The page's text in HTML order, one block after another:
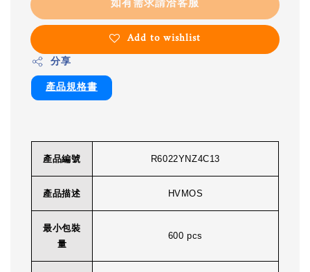
如有需求請洽客服
Add to wishlist
分享
產品規格書
產品編號 R6022YNZ4C13
產品描述 HVMOS
最小包裝
量
600 pcs